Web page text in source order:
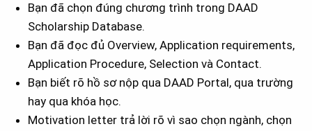
Bạn đã chọn đúng chương trình trong DAAD
Scholarship Database.
Bạn đã đọc đủ Overview, Application requirements,
Application Procedure, Selection và Contact.
Bạn biết rõ hồ sơ nộp qua DAAD Portal, qua trường
hay qua khóa học.
Motivation letter trả lời rõ vì sao chọn ngành, chọn